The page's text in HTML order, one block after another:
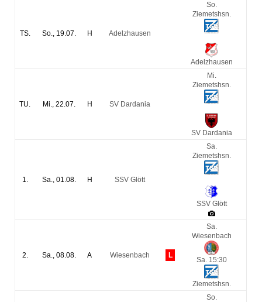
TS. So., 19.07. H Adelzhausen
So.
Ziemetshsn.
Adelzhausen
TU. Mi., 22.07. H SV Dardania
Mi.
Ziemetshsn.
SV Dardania
1. Sa., 01.08. H SSV Glött
Sa.
Ziemetshsn.
SSV Glött
2. Sa., 08.08. A Wiesenbach L
Sa.
Wiesenbach
Sa. 15:30
Ziemetshsn.
So.